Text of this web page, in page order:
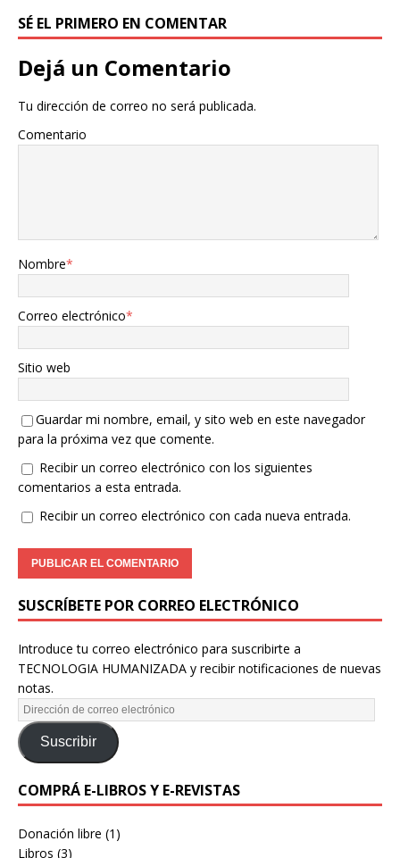
SÉ EL PRIMERO EN COMENTAR
Dejá un Comentario
Tu dirección de correo no será publicada.
Comentario
Nombre*
Correo electrónico*
Sitio web
Guardar mi nombre, email, y sito web en este navegador
para la próxima vez que comente.
Recibir un correo electrónico con los siguientes
comentarios a esta entrada.
Recibir un correo electrónico con cada nueva entrada.
SUSCRÍBETE POR CORREO ELECTRÓNICO
Introduce tu correo electrónico para suscribirte a
TECNOLOGIA HUMANIZADA y recibir notificaciones de nuevas
notas.
Suscribir
COMPRÁ E-LIBROS Y E-REVISTAS
Donación libre (1)
Libros (3)